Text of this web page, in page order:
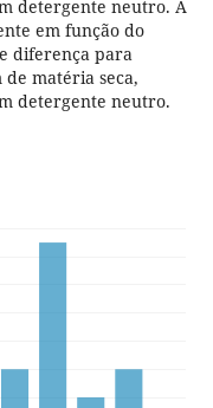
detergente neutro. A
em função do
diferença para
matéria seca,
detergente neutro.